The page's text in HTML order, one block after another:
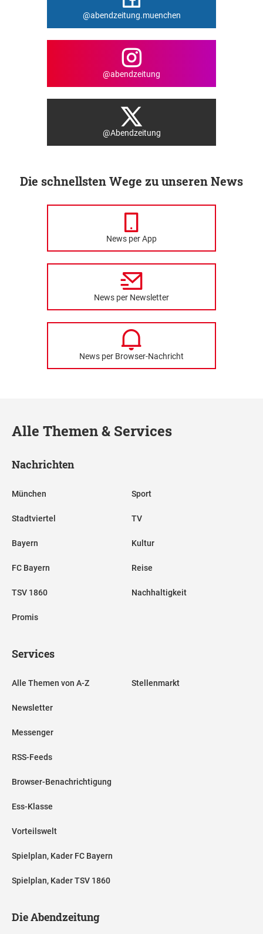
@abendzeitung.muenchen
@abendzeitung
@Abendzeitung
Die schnellsten Wege zu unseren News
News per App
News per Newsletter
News per Browser-Nachricht
Alle Themen & Services
Nachrichten
München
Stadtviertel
Bayern
FC Bayern
TSV 1860
Promis
Sport
TV
Kultur
Reise
Nachhaltigkeit
Services
Alle Themen von A-Z
Newsletter
Messenger
RSS-Feeds
Browser-Benachrichtigung
Ess-Klasse
Vorteilswelt
Spielplan, Kader FC Bayern
Spielplan, Kader TSV 1860
Stellenmarkt
Die Abendzeitung